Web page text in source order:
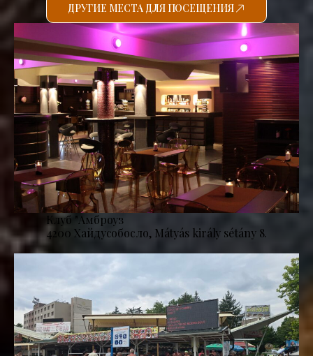
ДРУГИЕ МЕСТА ДЛЯ ПОСЕЩЕНИЯ
Клуб "Амброуз
4200 Хайдусобосло, Mátyás király sétány 8.